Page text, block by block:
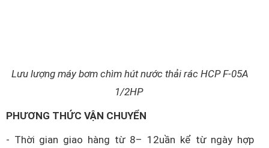
Lưu lượng máy bơm chìm hút nước thải rác HCP F-05A
1/2HP
PHƯƠNG THỨC VẬN CHUYỂN
- Thời gian giao hàng từ 8– 12uần kể từ ngày hợp